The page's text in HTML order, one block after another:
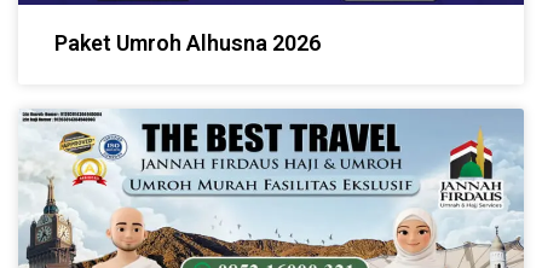
Paket Umroh Alhusna 2026